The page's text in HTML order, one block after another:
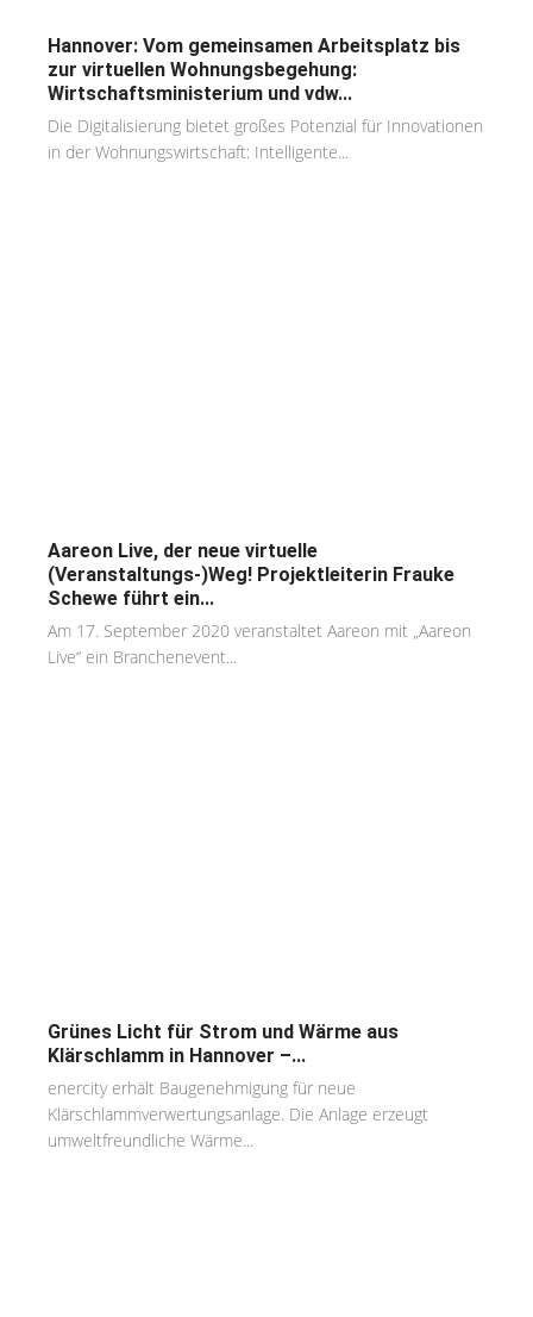
Hannover: Vom gemeinsamen Arbeitsplatz bis
zur virtuellen Wohnungsbegehung:
Wirtschaftsministerium und vdw...
Die Digitalisierung bietet großes Potenzial für Innovationen
in der Wohnungswirtschaft: Intelligente...
Aareon Live, der neue virtuelle
(Veranstaltungs-)Weg! Projektleiterin Frauke
Schewe führt ein...
Am 17. September 2020 veranstaltet Aareon mit „Aareon
Live“ ein Branchenevent...
Grünes Licht für Strom und Wärme aus
Klärschlamm in Hannover –...
enercity erhält Baugenehmigung für neue
Klärschlammverwertungsanlage. Die Anlage erzeugt
umweltfreundliche Wärme...